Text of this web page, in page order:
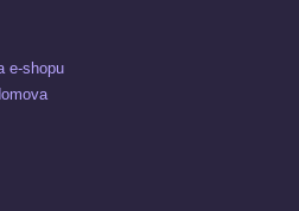
e-shopu